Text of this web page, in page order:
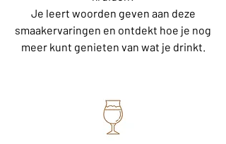
Je leert woorden geven aan deze
smaakervaringen en ontdekt hoe je nog
meer kunt genieten van wat je drinkt.